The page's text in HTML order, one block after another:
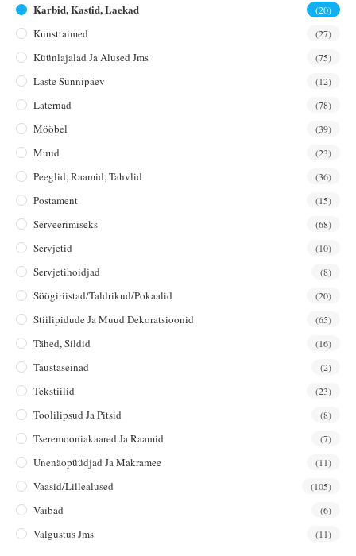
Karbid, Kastid, Laekad (20)
Kunsttaimed (27)
Küünlajalad Ja Alused Jms (75)
Laste Sünnipäev (12)
Laternad (78)
Mööbel (39)
Muud (23)
Peeglid, Raamid, Tahvlid (36)
Postament (15)
Serveerimiseks (68)
Servjetid (10)
Servjetihoidjad (8)
Söögiriistad/taldrikud/pokaalid (20)
Stiilipidude Ja Muud Dekoratsioonid (65)
Tähed, Sildid (16)
Taustaseinad (2)
Tekstiilid (23)
Toolilipsud Ja Pitsid (8)
Tseremooniakaared Ja Raamid (7)
Unenäopüüdjad Ja Makramee (11)
Vaasid/lillealused (105)
Vaibad (6)
Valgustus Jms (11)